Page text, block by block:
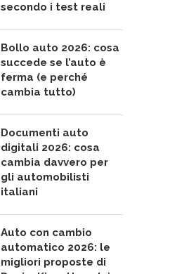
secondo i test reali
Bollo auto 2026: cosa
succede se l’auto è
ferma (e perché
cambia tutto)
Documenti auto
digitali 2026: cosa
cambia davvero per
gli automobilisti
italiani
Auto con cambio
automatico 2026: le
migliori proposte di